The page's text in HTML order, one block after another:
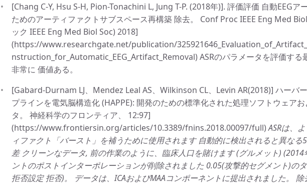
[Chang C-Y, Hsu S-H, Pion-Tonachini L, Jung T-P. (2018年)]. 評価評価 自動EEGア
ためのアーティファクトサブスペース再構築 除去。 Conf Proc IEEE Eng Med
ック IEEE Eng Med Biol Soc) 2018]
(https://www.researchgate.net/publication/
nstruction_for_Automatic_EEG_Artifact_Removal) ASRのパラメータを評価する
非常に 価値ある。
[Gabard-Durnam LJ、Mendez Leal AS、Wilkinson CL、Levin AR(2018)] ハーバ
プラインを電気脳構造化 (HAPPE): 開発のための標準化された処理ソフトウェア
タ。 神経科学のフロンティア、 12:97]
(https://www.frontiersin.org/articles/10.3389/fnins.2018.00097/full)ASRは、
ィファクト「バースト」を補うために使用されます 自動的に検出されると異なる
差 クリーンなデータ, 前の作業のように、臨床人口を賭けます (グルメット)
ントのポストインターポレーションが削除されました 0.05(攻撃的セグメント)の
拒否設定 拒否)。 データは、ICAおよびMAAコンポーネントに提出されました。 除